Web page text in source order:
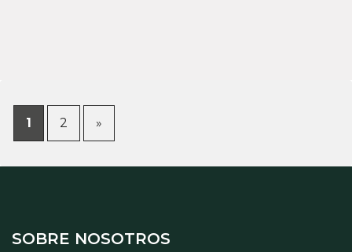
1 2 »
SOBRE NOSOTROS